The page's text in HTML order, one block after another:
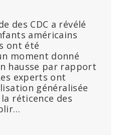
des CDC a révélé
américains
ont été
moment donné
hausse par rapport
experts ont
généralisée
réticence des